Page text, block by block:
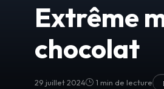
Extrême
chocolat
29 juillet 2024 1 min de lecture